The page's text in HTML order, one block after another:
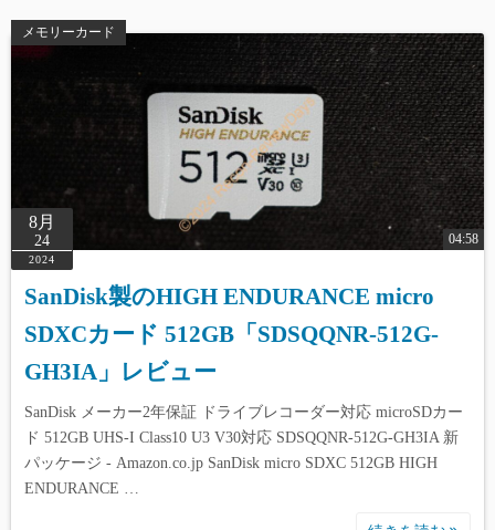
メモリーカード
8月
24
2024
04:58
SanDisk製のHIGH ENDURANCE micro
SDXCカード 512GB「SDSQQNR-512G-
GH3IA」レビュー
SanDisk メーカー2年保証 ドライブレコーダー対応 microSDカー
ド 512GB UHS-I Class10 U3 V30対応 SDSQQNR-512G-GH3IA 新
パッケージ - Amazon.co.jp SanDisk micro SDXC 512GB HIGH
ENDURANCE …